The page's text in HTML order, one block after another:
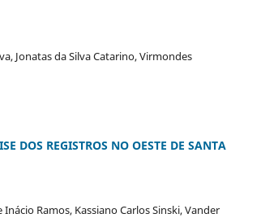
Jonatas da Silva Catarino, Virmondes
DOS REGISTROS NO OESTE DE SANTA
Ramos, Kassiano Carlos Sinski, Vander